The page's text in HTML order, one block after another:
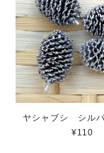
ヤシャブシ シル
¥110